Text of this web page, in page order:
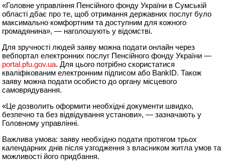
«Головне управління Пенсійного фонду України в Сумській
області дбає про те, щоб отримання державних послуг було
максимально комфортним та доступним для кожного
громадянина», — наголошують у відомстві.
Для зручності людей заяву можна подати онлайн через
вебпортал електронних послуг Пенсійного фонду України —
portal.pfu.gov.ua. Для цього потрібно скористатися
кваліфікованим електронним підписом або BankID. Також
заяву можна подати особисто до органу місцевого
самоврядування.
«Це дозволить оформити необхідні документи швидко,
безпечно та без відвідування установи», — зазначають у
Головному управлінні.
Важлива умова: заяву необхідно подати протягом трьох
календарних днів після узгодження з власником житла умов та
можливості його придбання.